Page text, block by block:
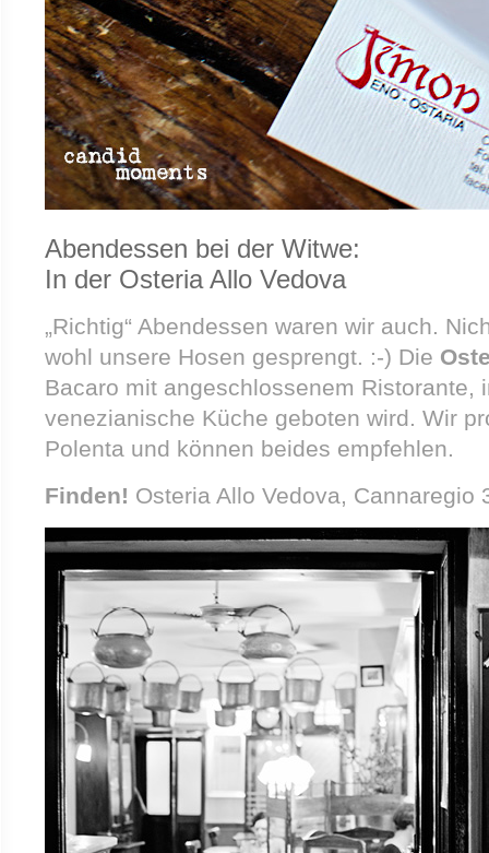
Abendessen bei der Witwe:
In der Osteria Allo Vedova
„Richtig“ Abendessen waren wir auch.
wohl unsere Hosen gesprengt. :-) Die
Bacaro mit angeschlossenem Ristorante,
venezianische Küche geboten wird. Wir
Polenta und können beides empfehlen.
Finden! Osteria Allo Vedova, Cannaregio